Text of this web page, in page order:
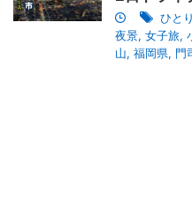
ひと
夜景, 女子旅,
山, 福岡県, 門